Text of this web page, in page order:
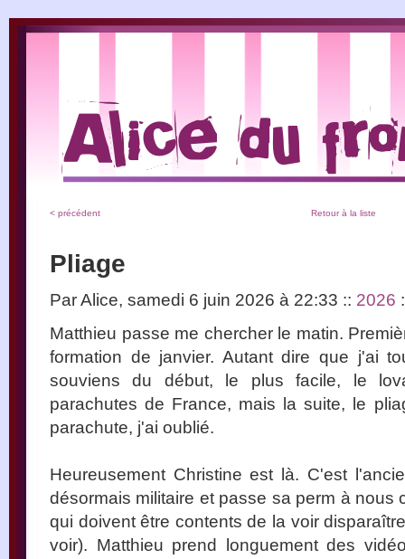
< précédent Retour à la liste
Pliage
Par Alice, samedi 6 juin 2026 à 22:33 :: 2026
Matthieu passe me chercher le matin.
formation de janvier. Autant dire que j'ai
souviens du début, le plus facile, le
parachutes de France, mais la suite, le
parachute, j'ai oublié.
Heureusement Christine est là. C'est
désormais militaire et passe sa perm à nous
qui doivent être contents de la voir
voir). Matthieu prend longuement des